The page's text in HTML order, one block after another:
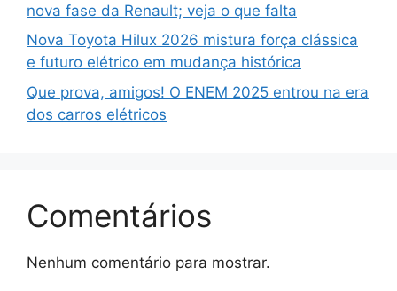
nova fase da Renault; veja o que falta
Nova Toyota Hilux 2026 mistura força clássica
e futuro elétrico em mudança histórica
Que prova, amigos! O ENEM 2025 entrou na era
dos carros elétricos
Comentários
Nenhum comentário para mostrar.